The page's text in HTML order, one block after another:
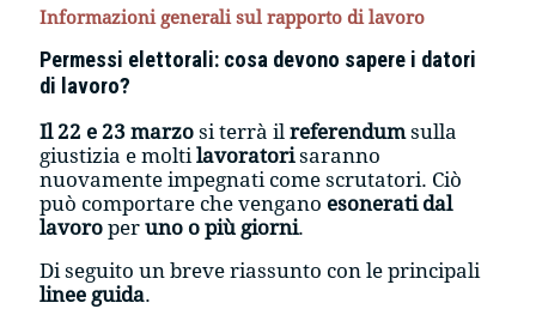
Informazioni generali sul rapporto di lavoro
Permessi elettorali: cosa devono sapere i datori
di lavoro?
Il 22 e 23 marzo si terrà ilreferendumsulla
giustizia e moltilavoratorisaranno
nuovamente impegnati come scrutatori. Ciò
può comportare che vengano esonerati dal
lavoroperuno o più giorni.
Di seguito un breve riassunto con le principali
linee guida.